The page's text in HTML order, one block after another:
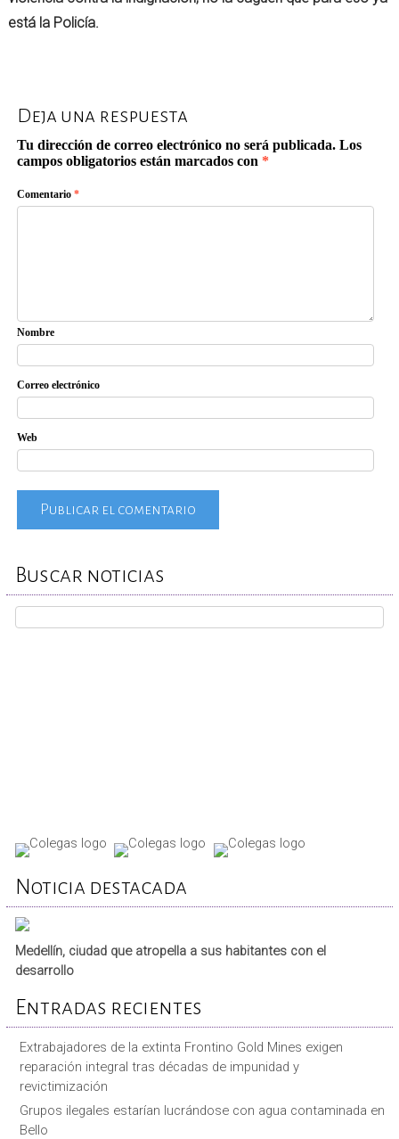
está la Policía.
Deja una respuesta
Tu dirección de correo electrónico no será publicada. Los
campos obligatorios están marcados con *
Comentario*
Nombre
Correo electrónico
Web
Buscar noticias
Noticia destacada
Medellín, ciudad que atropella a sus habitantes con el
desarrollo
Entradas recientes
Extrabajadores de la extinta Frontino Gold Mines exigen
reparación integral tras décadas de impunidad y
revictimización
Grupos ilegales estarían lucrándose con agua contaminada en
Bello